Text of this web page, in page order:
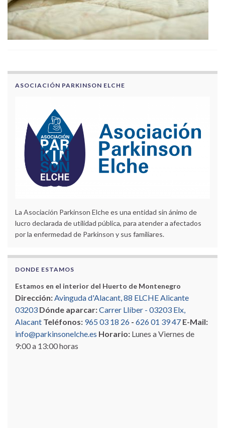
ASOCIACIÓN PARKINSON ELCHE
La Asociación Parkinson Elche es una entidad sin ánimo de
lucro declarada de utilidad pública, para atender a afectados
por la enfermedad de Parkinson y sus familiares.
DONDE ESTAMOS
Estamos en el interior del Huerto de Montenegro
Dirección:Avinguda d'Alacant, 88 ELCHE Alicante
03203 Dónde aparcar:Carrer Llíber - 03203 Elx,
Alacant Teléfonos: 965 03 18 26 - 626 01 39 47 E-Mail:
info@parkinsonelche.es Horario: Lunes a Viernes de
9:00 a 13:00 horas